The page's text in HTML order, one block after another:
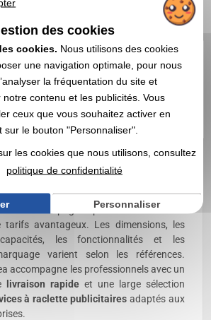
sont fabriqués en acier inoxydable, métal,
à la chaleur, pierre naturelle ou bois et
livrés avec des poêlons, spatules et
Certains modèles disposent d'un
d'une plaque amovible, d'un revêtement
lave-vaisselle. La
personnalisation
modèles, par tampographie, sérigraphie,
ou gravure sur l'appareil, les poignées,
le coffret afin de mettre en valeur votre
visuelle. L'
achat en gros
opérations de fidélisation,
ou campagnes promotionnelles tout
tarifs avantageux. Les dimensions, les
les fonctionnalités et les
varient selon les références.
accompagne les professionnels avec un
livraison rapide et une large sélection
à raclette publicitaires adaptés aux
des cookies
cookies. Nous utilisons des cookies
une navigation optimale, pour nous
la fréquentation du site et
notre contenu et les publicités. Vous
ceux que vous souhaitez activer en
sur le bouton "Personnaliser".
les cookies que nous utilisons, consultez
politique de confidentialité
Personnaliser